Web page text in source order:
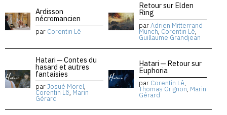
Ardisson
nécromancien
par Corentin Lê
Retour sur Elden
Ring
parAdrien Mitterrand
Munch, Corentin Lê,
Guillaume Grandjean
Hatari — Contes du
hasard et autres
fantaisies
parJosué Morel,
Corentin Lê, Marin
Gérard
Hatari — Retour sur
Euphoria
par Corentin Lê,
Thomas Grignon, Marin
Gérard